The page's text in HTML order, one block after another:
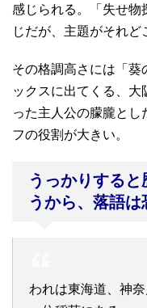
感じられる。「失せ物
じだが、主題がそれど
その格調高さには「葵
ックスに出てくる、
った主人公の朦朧とし
フの役割が大きい。
うっかりする
うから、落語は
われは東海道、神